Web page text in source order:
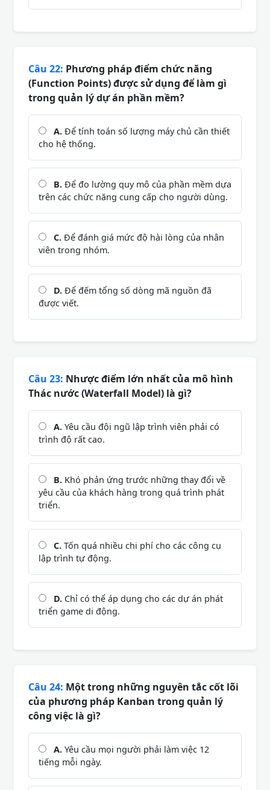
Câu 22: Phương pháp điểm chức năng
(Function Points) được sử dụng để làm gì
trong quản lý dự án phần mềm?
A. Để tính toán số lượng máy chủ cần thiết
cho hệ thống.
B. Để đo lường quy mô của phần mềm dựa
trên các chức năng cung cấp cho người dùng.
C. Để đánh giá mức độ hài lòng của nhân
viên trong nhóm.
D. Để đếm tổng số dòng mã nguồn đã
được viết.
Câu 23: Nhược điểm lớn nhất của mô hình
Thác nước (Waterfall Model) là gì?
A. Yêu cầu đội ngũ lập trình viên phải có
trình độ rất cao.
B. Khó phản ứng trước những thay đổi về
yêu cầu của khách hàng trong quá trình phát
triển.
C. Tốn quá nhiều chi phí cho các công cụ
lập trình tự động.
D. Chỉ có thể áp dụng cho các dự án phát
triển game di động.
Câu 24: Một trong những nguyên tắc cốt lõi
của phương pháp Kanban trong quản lý
công việc là gì?
A. Yêu cầu mọi người phải làm việc 12
tiếng mỗi ngày.